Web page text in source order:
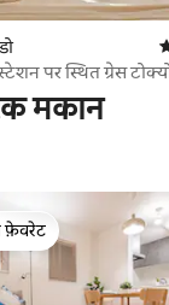
पर स्थित ग्रेस
तक सीधी पहुँच |
के लिए
मकान
फ़ेवरेट
फ़ेवरेट